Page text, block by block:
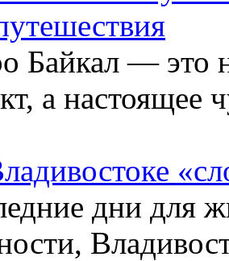
Байкал — это
а настоящее
дни для